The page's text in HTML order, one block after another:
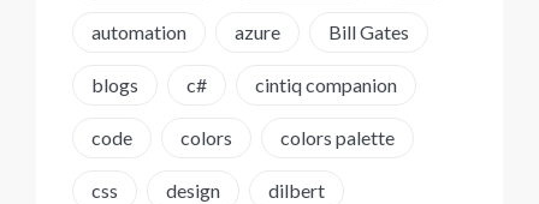
automation azure Bill Gates
blogs c# cintiq companion
code colors colors palette
css design dilbert